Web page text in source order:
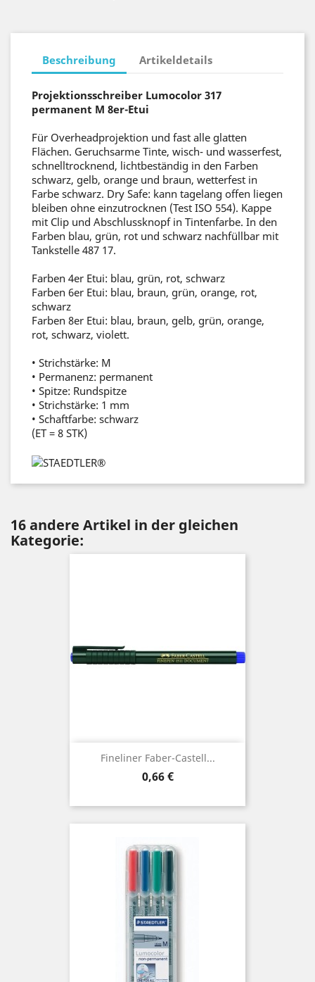
Beschreibung Artikeldetails
Projektionsschreiber Lumocolor 317
permanent M 8er-Etui
Für Overheadprojektion und fast alle glatten
Flächen. Geruchsarme Tinte, wisch- und wasserfest,
schnelltrocknend, lichtbeständig in den Farben
schwarz, gelb, orange und braun, wetterfest in
Farbe schwarz. Dry Safe: kann tagelang offen liegen
bleiben ohne einzutrocknen (Test ISO 554). Kappe
mit Clip und Abschlussknopf in Tintenfarbe. In den
Farben blau, grün, rot und schwarz nachfüllbar mit
Tankstelle 487 17.
Farben 4er Etui: blau, grün, rot, schwarz
Farben 6er Etui: blau, braun, grün, orange, rot,
schwarz
Farben 8er Etui: blau, braun, gelb, grün, orange,
rot, schwarz, violett.
• Strichstärke: M
• Permanenz: permanent
• Spitze: Rundspitze
• Strichstärke: 1 mm
• Schaftfarbe: schwarz
(ET = 8 STK)
16 andere Artikel in der gleichen
Kategorie:
Fineliner Faber-Castell...
Preis
0,66 €